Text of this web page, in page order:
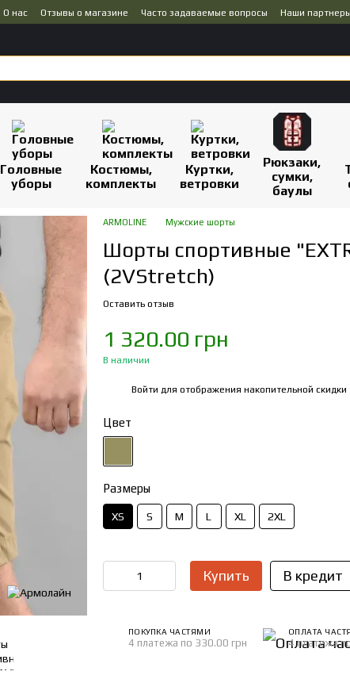
О нас Отзывы о магазине Часто задаваемые вопросы
Наши партнеры
Головные
уборы
Костюмы,
комплекты
Куртки,
ветровки
Рюкзаки,
сумки,
баулы
ARMOLINE Мужские шорты
Шорты спортивные
(2VStretch)
Оставить отзыв
1 320.00 грн
В наличии
Войти для отображения накопительной скидки
Цвет
Размеры
XS S M L XL 2XL
Купить В кредит
ПОКУПКА ЧАСТЯМИ
4 платежа по 330.00 грн
ОПЛАТА
4 платежа